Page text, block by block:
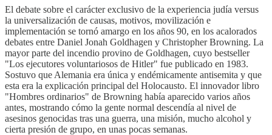
El debate sobre el carácter exclusivo de la experiencia judía versus
la universalización de causas, motivos, movilización e
implementación se tornó amargo en los años 90, en los acalorados
debates entre Daniel Jonah Goldhagen y Christopher Browning. La
mayor parte del incendio provino de Goldhagen, cuyo bestseller
"Los ejecutores voluntariosos de Hitler" fue publicado en 1983.
Sostuvo que Alemania era única y endémicamente antisemita y que
esta era la explicación principal del Holocausto. El innovador libro
"Hombres ordinarios" de Browning había aparecido varios años
antes, mostrando cómo la gente normal descendía al nivel de
asesinos genocidas tras una guerra, una misión, mucho alcohol y
cierta presión de grupo, en unas pocas semanas.